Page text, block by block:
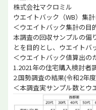
株式会社マクロミル
ウエイトバック（WB）集
＜ウエイトバック集計の目
本調査の回収サンプルの偏
とを目的とし、ウエイトバ
＜ウエイトバック値算出の
1.2021年の住宅購入検討者
2.国勢調査の結果(令和2年
＜本調査実サンプル数とウ